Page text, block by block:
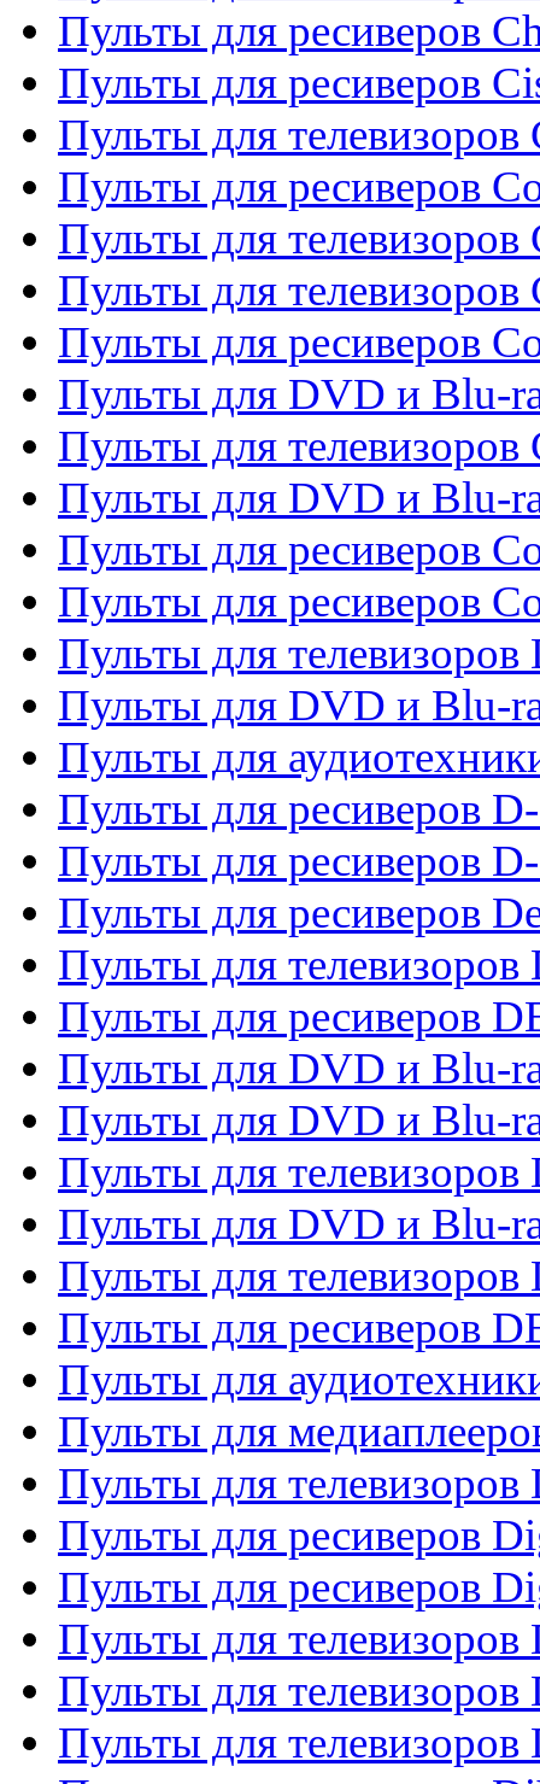
Пульты для ресиверов
Пульты для ресиверов
Пульты для телевизоров
Пульты для ресиверов
Пульты для телевизоров
Пульты для телевизоров
Пульты для ресиверов
Пульты для DVD и Blu-
Пульты для телевизоров
Пульты для DVD и Blu-
Пульты для ресиверов
Пульты для ресиверов
Пульты для телевизоров
Пульты для DVD и Blu-
Пульты для
Пульты для ресиверов
Пульты для ресиверов
Пульты для ресиверов
Пульты для телевизоров
Пульты для ресиверов
Пульты для DVD и Blu-
Пульты для DVD и Blu-
Пульты для
Пульты для DVD и Blu-
Пульты для телевизоров
Пульты для ресиверов
Пульты для
Пульты для
Пульты для телевизоров
Пульты для ресиверов
Пульты для ресиверов
Пульты для
Пульты для
Пульты для телевизоров